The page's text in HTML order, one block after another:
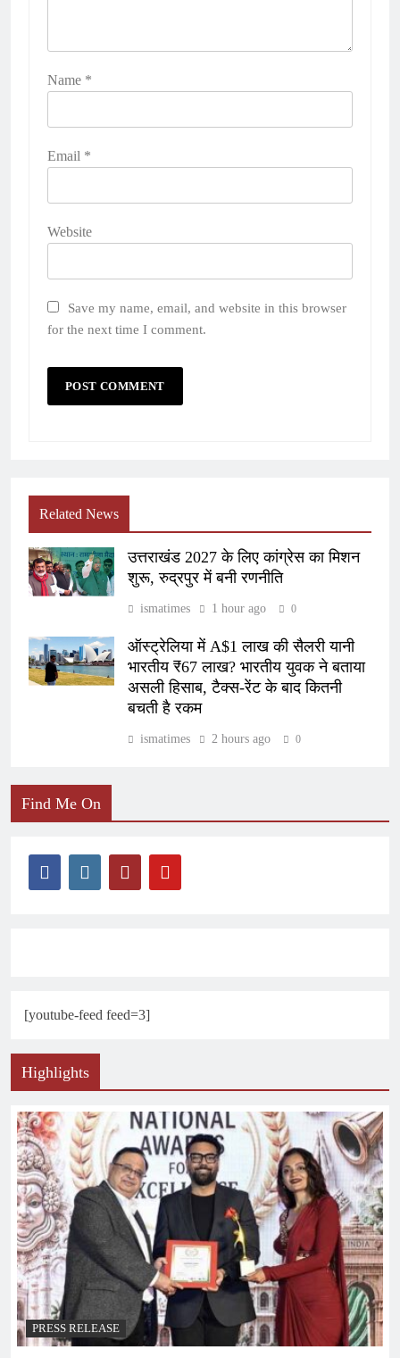
Name *
Email *
Website
Save my name, email, and website in this browser
for the next time I comment.
Related News
उत्तराखंड 2027 के लिए कांग्रेस का मिशन
शुरू, रुद्रपुर में बनी रणनीति
ismatimes 1 hour ago 0
ऑस्ट्रेलिया में A$1 लाख की सैलरी यानी
भारतीय ₹67 लाख? भारतीय युवक ने बताया
असली हिसाब, टैक्स-रेंट के बाद कितनी
बचती है रकम
ismatimes 2 hours ago 0
Find Me On
[youtube-feed feed=3]
Highlights
PRESS RELEASE